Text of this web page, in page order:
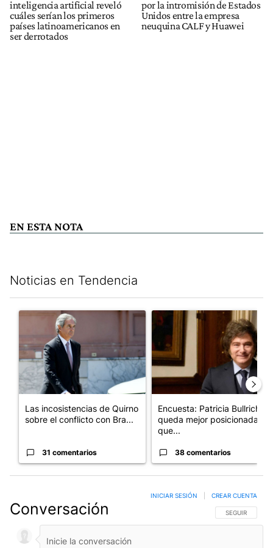
inteligencia artificial reveló
cuáles serían los primeros
países latinoamericanos en
ser derrotados
por la intromisión de Estados
Unidos entre la empresa
neuquina CALF y Huawei
EN ESTA NOTA
Noticias en Tendencia
Un artículo de tendencia con el título "Las incosistencias de
Las incosistencias de Quirno
sobre el conflicto con Bra...
31 comentarios
Un artículo de tendencia con
Encuesta: Patricia Bullrich
queda mejor posicionada
que...
38 comentarios
Conversación SIGA ESTA
SEGUIR
INICIAR SESIÓN CREAR CUENTA